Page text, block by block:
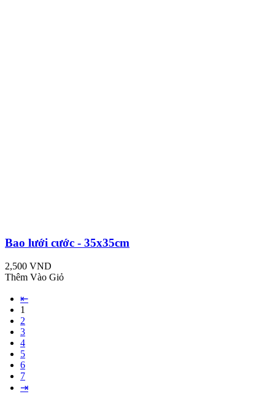
Bao lưới cước - 35x35cm
2,500 VND
Thêm Vào Giỏ
⇤
1
2
3
4
5
6
7
⇥